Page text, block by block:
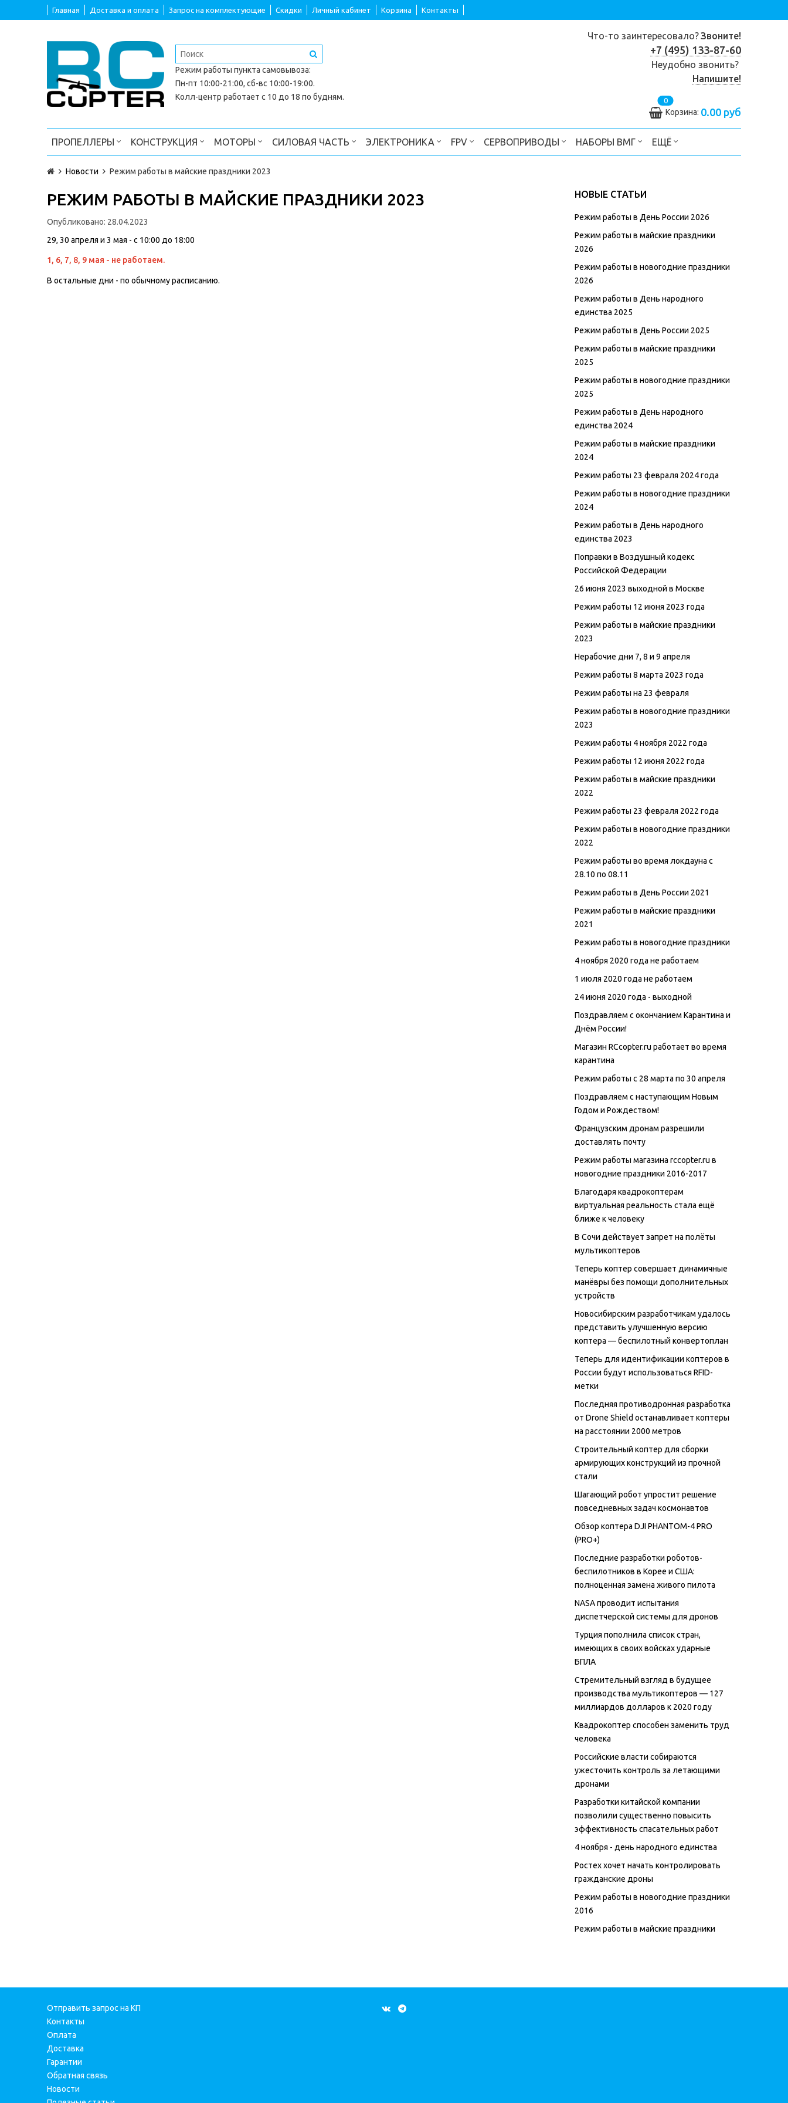
Главная Доставка и оплата Запрос на комплектующие Скидки Личный кабинет Корзина Контакты
Режим работы пункта самовывоза:
Пн-пт 10:00-21:00, сб-вс 10:00-19:00.
Колл-центр работает с 10 до 18 по будням.
Что-то заинтересовало?Звоните!
+7 (495) 133-87-60
Неудобно звонить?
Напишите!
0
Корзина: 0.00 руб
ПРОПЕЛЛЕРЫ КОНСТРУКЦИЯ МОТОРЫ СИЛОВАЯ ЧАСТЬ ЭЛЕКТРОНИКА FPV СЕРВОПРИВОДЫ НАБОРЫ ВМГ ЕЩЁ
Новости Режим работы в майские праздники 2023
НОВЫЕ СТАТЬИ
Режим работы в День России 2026
Режим работы в майские праздники
2026
Режим работы в новогодние праздники
2026
Режим работы в День народного
единства 2025
Режим работы в День России 2025
Режим работы в майские праздники
2025
Режим работы в новогодние праздники
2025
Режим работы в День народного
единства 2024
Режим работы в майские праздники
2024
Режим работы 23 февраля 2024 года
Режим работы в новогодние праздники
2024
Режим работы в День народного
единства 2023
Поправки в Воздушный кодекс
Российской Федерации
26 июня 2023 выходной в Москве
Режим работы 12 июня 2023 года
Режим работы в майские праздники
2023
Нерабочие дни 7, 8 и 9 апреля
Режим работы 8 марта 2023 года
Режим работы на 23 февраля
Режим работы в новогодние праздники
2023
Режим работы 4 ноября 2022 года
Режим работы 12 июня 2022 года
Режим работы в майские праздники
2022
Режим работы 23 февраля 2022 года
Режим работы в новогодние праздники
2022
Режим работы во время локдауна с
28.10 по 08.11
Режим работы в День России 2021
Режим работы в майские праздники
2021
Режим работы в новогодние праздники
4 ноября 2020 года не работаем
1 июля 2020 года не работаем
24 июня 2020 года - выходной
Поздравляем с окончанием Карантина и
Днём России!
Магазин RCcopter.ru работает во время
карантина
Режим работы с 28 марта по 30 апреля
Поздравляем с наступающим Новым
Годом и Рождеством!
Французским дронам разрешили
доставлять почту
Режим работы магазина rccopter.ru в
новогодние праздники 2016-2017
Благодаря квадрокоптерам
виртуальная реальность стала ещё
ближе к человеку
В Сочи действует запрет на полёты
мультикоптеров
Теперь коптер совершает динамичные
манёвры без помощи дополнительных
устройств
Новосибирским разработчикам удалось
представить улучшенную версию
коптера — беспилотный конвертоплан
Теперь для идентификации коптеров в
России будут использоваться RFID-
метки
Последняя противодронная разработка
от Drone Shield останавливает коптеры
на расстоянии 2000 метров
Строительный коптер для сборки
армирующих конструкций из прочной
стали
Шагающий робот упростит решение
повседневных задач космонавтов
Обзор коптера DJI PHANTOM-4 PRO
(PRO+)
Последние разработки роботов-
беспилотников в Корее и США:
полноценная замена живого пилота
NASA проводит испытания
диспетчерской системы для дронов
Турция пополнила список стран,
имеющих в своих войсках ударные
БПЛА
Стремительный взгляд в будущее
производства мультикоптеров — 127
миллиардов долларов к 2020 году
Квадрокоптер способен заменить труд
человека
Российские власти собираются
ужесточить контроль за летающими
дронами
Разработки китайской компании
позволили существенно повысить
эффективность спасательных работ
4 ноября - день народного единства
Ростех хочет начать контролировать
гражданские дроны
Режим работы в новогодние праздники
2016
Режим работы в майские праздники
РЕЖИМ РАБОТЫ В МАЙСКИЕ ПРАЗДНИКИ 2023
Опубликовано: 28.04.2023
29, 30 апреля и 3 мая - с 10:00 до 18:00
1, 6, 7, 8, 9 мая - не работаем.
В остальные дни - по обычному расписанию.
Отправить запрос на КП
Контакты
Оплата
Доставка
Гарантии
Обратная связь
Новости